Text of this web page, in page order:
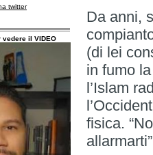
twitter
vedere il VIDEO
Da anni,
(di lei
in fumo
l’Islam
fisica.